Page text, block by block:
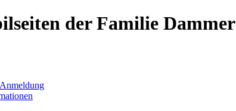
der Familie Dammer